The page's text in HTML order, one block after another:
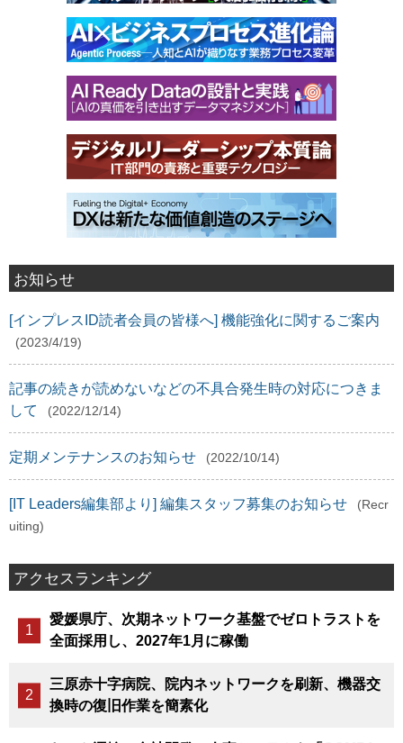
お知らせ
[インプレスID読者会員の皆様へ] 機能強化に関するご案内
(2023/4/19)
記事の続きが読めないなどの不具合発生時の対応につきま
して
(2022/12/14)
定期メンテナンスのお知らせ (2022/10/14)
[IT Leaders編集部より] 編集スタッフ募集のお知らせ
(Recr
uiting)
アクセスランキング
愛媛県庁、次期ネットワーク基盤でゼロトラストを
全面採用し、2027年1月に稼働
三原赤十字病院、院内ネットワークを刷新、機器交
換時の復旧作業を簡素化